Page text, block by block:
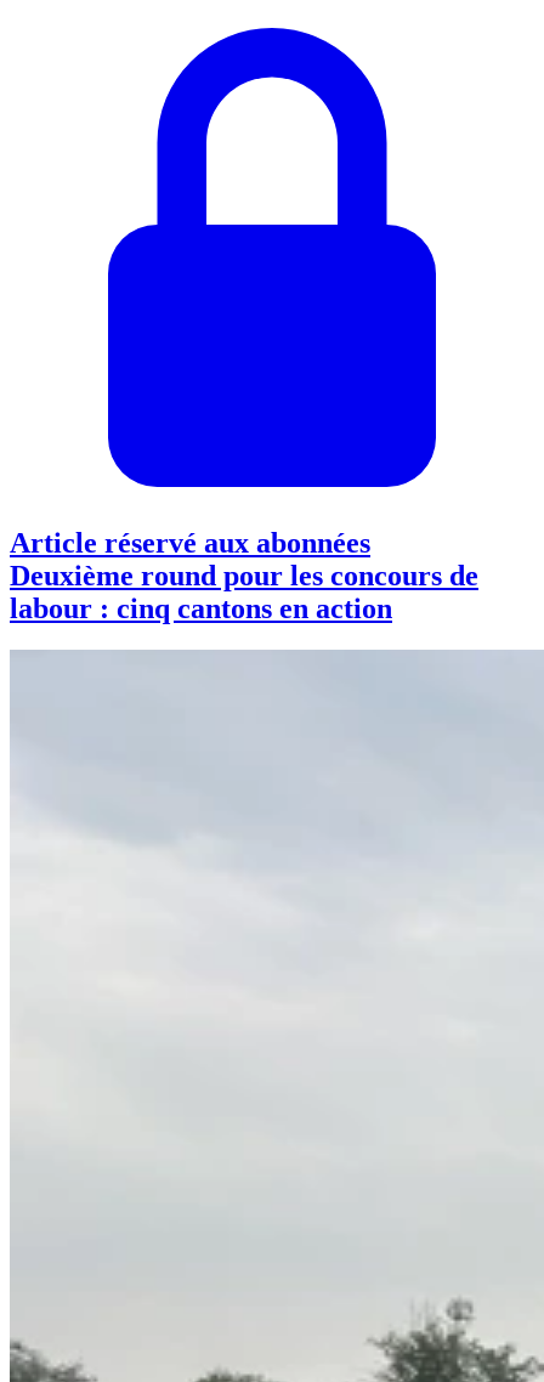
Article réservé aux abonnées
Deuxième round pour les concours de
labour : cinq cantons en action